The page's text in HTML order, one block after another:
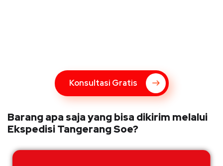
Konsultasi Gratis
Barang apa saja yang bisa dikirim melalui
Ekspedisi Tangerang Soe?